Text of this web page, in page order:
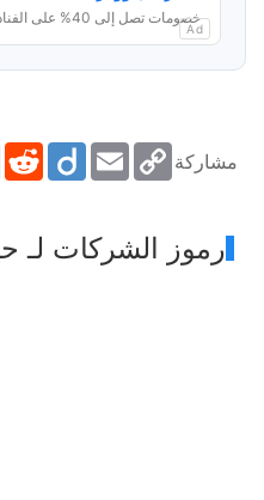
خصومات تصل إلى 40% على الفنادق الشهيرة
Ad
مشاركة RedditDiigoEmailCopy
Link
رموز الشركات لـ